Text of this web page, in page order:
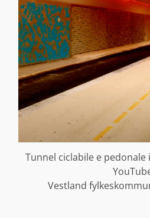
Tunnel ciclabile e pedonale
Vestland